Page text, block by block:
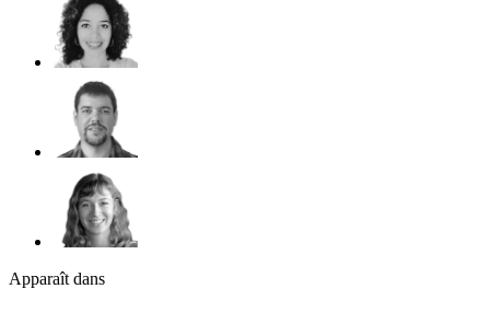
Apparaît dans